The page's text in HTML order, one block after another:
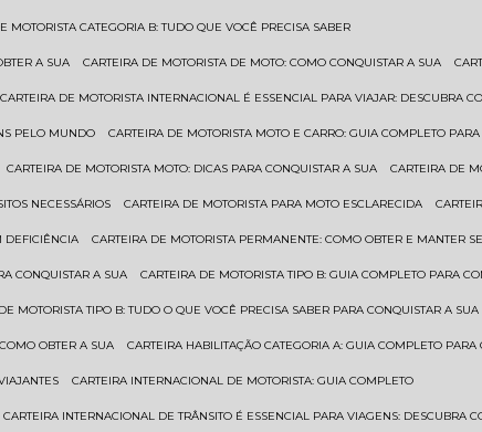
MOTORISTA CATEGORIA B: TUDO QUE VOCÊ PRECISA SABER
A SUA CARTEIRA DE MOTORISTA DE MOTO: COMO CONQUISTAR A SUA
CARTEIRA DE MOTORISTA INTERNACIONAL É ESSENCIAL PARA VIAJAR: DESCUBRA
PELO MUNDO CARTEIRA DE MOTORISTA MOTO E CARRO: GUIA COMPLETO
CARTEIRA DE MOTORISTA MOTO: DICAS PARA CONQUISTAR A SUA CARTEIRA DE
NECESSÁRIOS CARTEIRA DE MOTORISTA PARA MOTO ESCLARECIDA
DEFICIÊNCIA CARTEIRA DE MOTORISTA PERMANENTE: COMO OBTER E MANTER
CONQUISTAR A SUA CARTEIRA DE MOTORISTA TIPO B: GUIA COMPLETO PARA
DE MOTORISTA TIPO B: TUDO O QUE VOCÊ PRECISA SABER PARA CONQUISTAR A SUA
OBTER A SUA CARTEIRA HABILITAÇÃO CATEGORIA A: GUIA COMPLETO
CARTEIRA INTERNACIONAL DE MOTORISTA: GUIA COMPLETO
CARTEIRA INTERNACIONAL DE TRÂNSITO É ESSENCIAL PARA VIAGENS: DESCUBRA